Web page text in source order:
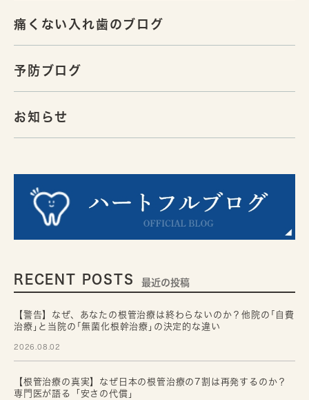
痛くない入れ歯のブログ
予防ブログ
お知らせ
RECENT POSTS 最近の投稿
【警告】なぜ、あなたの根管治療は終わらないのか？他院の｢自費
治療｣と当院の｢無菌化根幹治療｣の決定的な違い
2026.08.02
【根管治療の真実】なぜ日本の根管治療の7割は再発するのか？
専門医が語る「安さの代償」